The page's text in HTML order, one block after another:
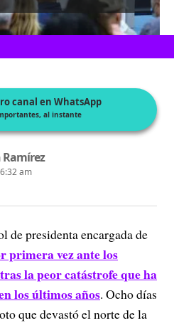
el artículo
canal en WhatsApp
al instante
Ramírez
am
de presidenta encargada de
primera vez ante los
la peor catástrofe que ha
los últimos años. Ocho días
que devastó el norte de la